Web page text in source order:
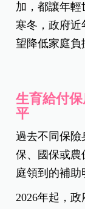
加，都讓年輕
寒冬，政府近
望降低家庭負
生育給付
平
過去不同保險
保、國保或農
庭領到的補助
2026年起，